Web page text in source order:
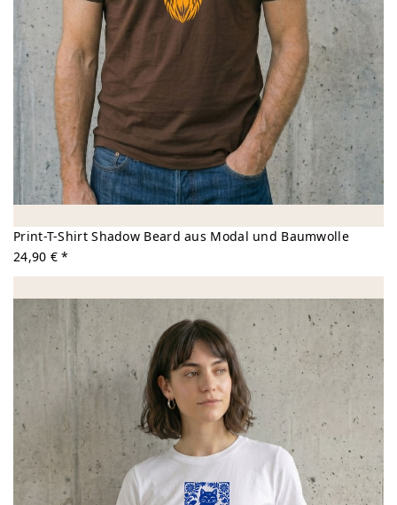
Print-T-Shirt Shadow Beard aus Modal und Baumwolle
24,90 € *